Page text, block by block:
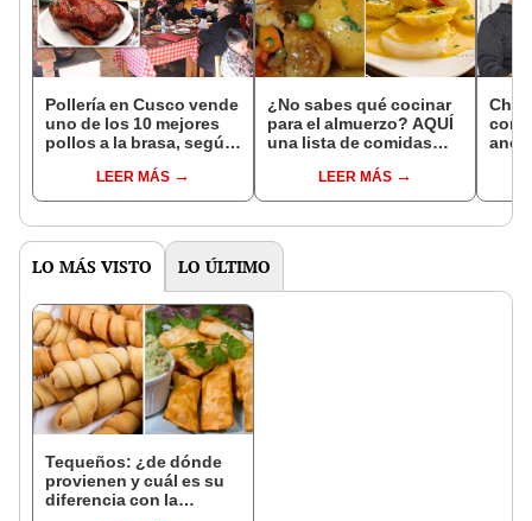
Pollería en Cusco vende
uno de los 10 mejores
pollos a la brasa, según
en dónde queda?
LEER MÁS
¿No sabes qué cocinar
para el almuerzo? AQUÍ
una lista de comidas
LEER MÁS
Chef
con
LO MÁS VISTO LO ÚLTIMO
Tequeños: ¿de dónde
provienen y cuál es su
diferencia con la